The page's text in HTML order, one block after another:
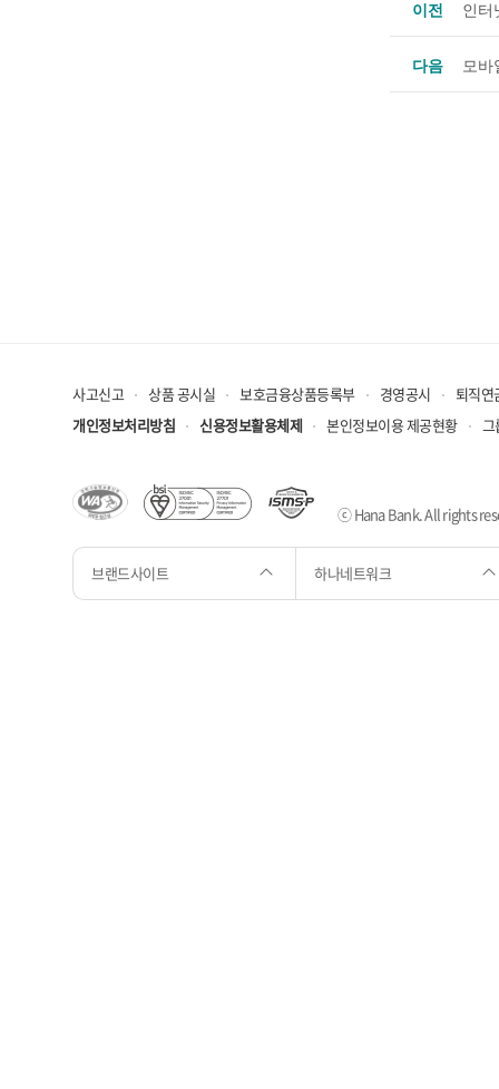
이전 인터
다음 모바
사고신고 상품 공시실 보호금융상품등록부 경영공시
퇴직연
개인정보처리방침
신용정보활용체제 본인정보이용 제공현황 그
ⓒ Hana Bank. All rights
브랜드사이트 하나네트워크